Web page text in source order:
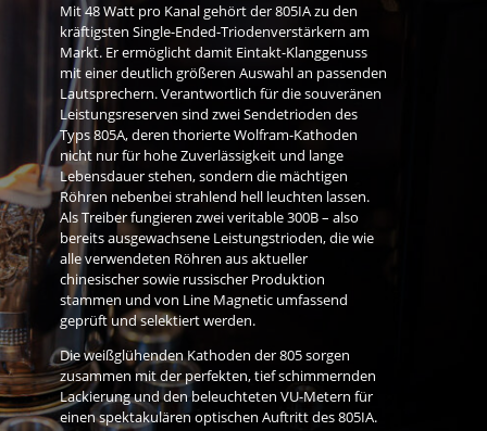
Mit 48 Watt pro Kanal gehört der 805IA zu den
kräftigsten Single-Ended-Triodenverstärkern am
Markt. Er ermöglicht damit Eintakt-Klanggenuss
mit einer deutlich größeren Auswahl an passenden
Lautsprechern. Verantwortlich für die souveränen
Leistungsreserven sind zwei Sendetrioden des
Typs 805A, deren thorierte Wolfram-Kathoden
nicht nur für hohe Zuverlässigkeit und lange
Lebensdauer stehen, sondern die mächtigen
Röhren nebenbei strahlend hell leuchten lassen.
Als Treiber fungieren zwei veritable 300B – also
bereits ausgewachsene Leistungstrioden, die wie
alle verwendeten Röhren aus aktueller
chinesischer sowie russischer Produktion
stammen und von Line Magnetic umfassend
geprüft und selektiert werden.
Die weißglühenden Kathoden der 805 sorgen
zusammen mit der perfekten, tief schimmernden
Lackierung und den beleuchteten VU-Metern für
einen spektakulären optischen Auftritt des 805IA.